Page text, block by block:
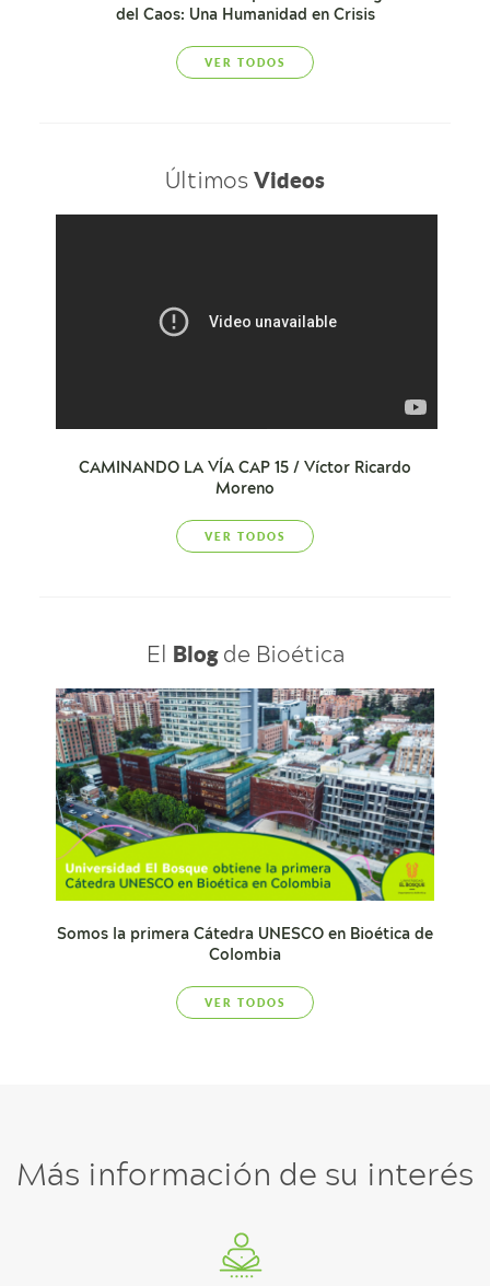
del Caos: Una Humanidad en Crisis
VER TODOS
Últimos Videos
CAMINANDO LA VÍA CAP 15 / Víctor Ricardo
Moreno
VER TODOS
El Blogde Bioética
Somos la primera Cátedra UNESCO en Bioética de
Colombia
VER TODOS
Más información de su interés